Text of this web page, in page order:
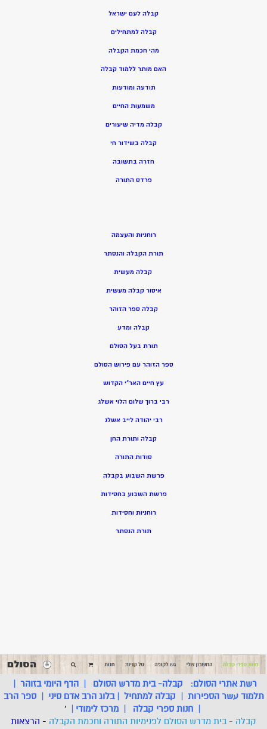
קבלה לעם ישראל
קבלה למתחילים
מהי חכמת הקבלה
האם מותר ללמוד קבלה
תודעה ומודעות
משמעות החיים
קבלה מדיה שיעורים
קבלה בשידור חי
חזרה בתשובה
פרדס התורה
רוחניות והעצמה
תורת הקבלה והנסתר
קבלה מעשית
איסור קבלה מעשית
קבלה ספר הזוהר
קבלה ומדע
תורת בעל הסולם
ספר הזוהר עם פירוש הסולם
עץ חיים האר”י הקדוש
רבי ברוך שלום הלוי אשלג
רבי יהודה לייב אשלג
קבלה ותורת החן
סודות התורה
פרשת השבוע בקבלה
פרשת השבוע בחסידות
רוחניות וחסידות
תורת הנסתר
רשת אתרי הסולם: קבלה- בית מדרש הסולם |הדף היומי בזוהר |
תלמוד עשר הספירות | קבלה למתחיל |בלוג הרב אדם סיני |ספר הרב
| חנות ספרי קבלה | מרכז לימודי |
'
קבלה - בית מדרש הסולם לפנימיות התורה וחכמת הקבלה - הרצאות